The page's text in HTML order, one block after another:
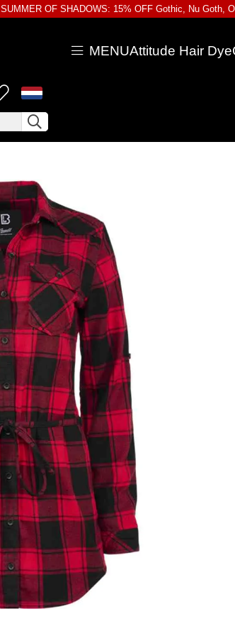
SUMMER OF SHADOWS: 15% OFF Gothic, Nu Goth,
MENUAttitude Hair Dye